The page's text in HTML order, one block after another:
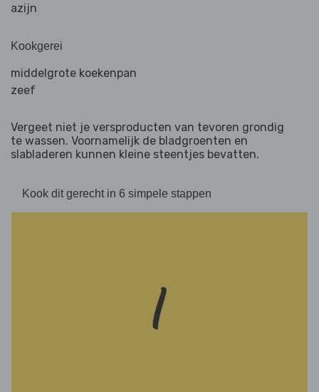
azijn
Kookgerei
middelgrote koekenpan
zeef
Vergeet niet je versproducten van tevoren grondig
te wassen. Voornamelijk de bladgroenten en
slabladeren kunnen kleine steentjes bevatten.
Kook dit gerecht in 6 simpele stappen